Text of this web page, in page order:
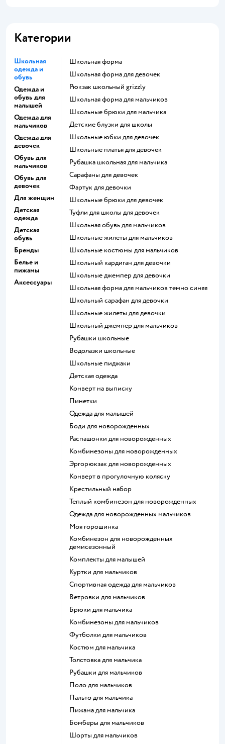
Категории
Школьная
одежда и
обувь
Одежда и
обувь для
малышей
Одежда для
мальчиков
Одежда для
девочек
Обувь для
мальчиков
Обувь для
девочек
Для женщин
Детская
одежда
Детская
обувь
Бренды
Белье и
пижамы
Аксессуары
Школьная форма
Школьная форма для девочек
Рюкзак школьный grizzly
Школьная форма для мальчиков
Школьные брюки для мальчика
Детские блузки для школы
Школьные юбки для девочек
Школьные платья для девочек
Рубашка школьная для мальчика
Сарафаны для девочек
Фартук для девочки
Школьные брюки для девочек
Туфли для школы для девочек
Школьная обувь для мальчиков
Школьные жилеты для мальчиков
Школьные костюмы для мальчиков
Школьный кардиган для девочки
Школьные джемпер для девочки
Школьная форма для мальчиков темно синяя
Школьный сарафан для девочки
Школьные жилеты для девочки
Школьный джемпер для мальчиков
Рубашки школьные
Водолазки школьные
Школьные пиджаки
Детская одежда
Конверт на выписку
Пинетки
Одежда для малышей
Боди для новорожденных
Распашонки для новорожденных
Комбинезоны для новорожденных
Эргорюкзак для новорожденных
Конверт в прогулочную коляску
Крестильный набор
Теплый комбинезон для новорожденных
Одежда для новорожденных мальчиков
Моя горошинка
Комбинезон для новорожденных
демисезонный
Комплекты для малышей
Куртки для мальчиков
Спортивная одежда для мальчиков
Ветровки для мальчиков
Брюки для мальчика
Комбинезоны для мальчиков
Футболки для мальчиков
Костюм для мальчика
Толстовка для мальчика
Рубашки для мальчиков
Поло для мальчиков
Пальто для мальчика
Пижама для мальчика
Бомберы для мальчиков
Шорты для мальчиков